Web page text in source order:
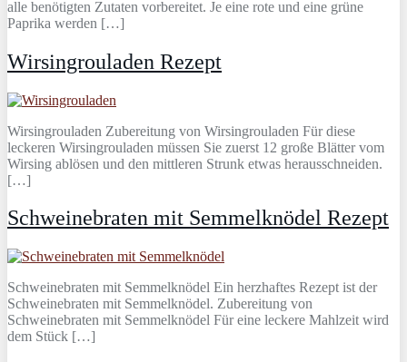
alle benötigten Zutaten vorbereitet. Je eine rote und eine grüne
Paprika werden […]
Wirsingrouladen Rezept
Wirsingrouladen Zubereitung von Wirsingrouladen Für diese
leckeren Wirsingrouladen müssen Sie zuerst 12 große Blätter vom
Wirsing ablösen und den mittleren Strunk etwas herausschneiden.
[…]
Schweinebraten mit Semmelknödel Rezept
Schweinebraten mit Semmelknödel Ein herzhaftes Rezept ist der
Schweinebraten mit Semmelknödel. Zubereitung von
Schweinebraten mit Semmelknödel Für eine leckere Mahlzeit wird
dem Stück […]